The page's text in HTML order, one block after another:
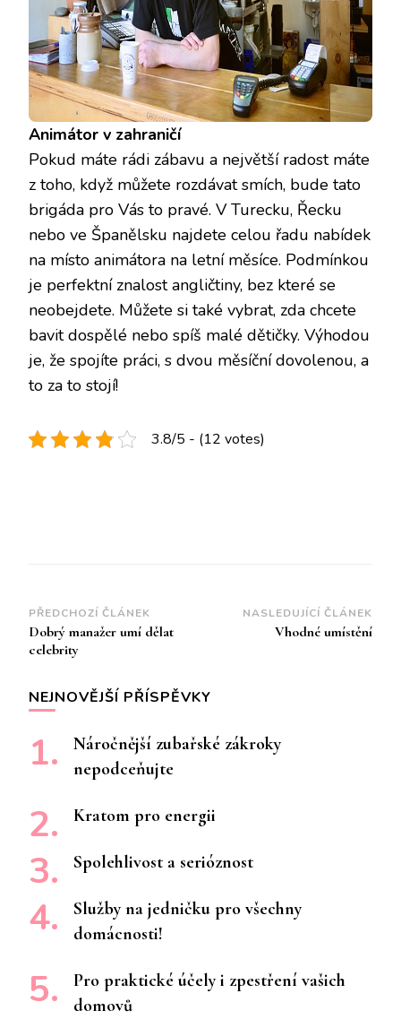
Animátor v zahraničí
Pokud máte rádi zábavu a největší radost máte
z toho, když můžete rozdávat smích, bude tato
brigáda pro Vás to pravé. V Turecku, Řecku
nebo ve Španělsku najdete celou řadu nabídek
na místo animátora na letní měsíce. Podmínkou
je perfektní znalost angličtiny, bez které se
neobejdete. Můžete si také vybrat, zda chcete
bavit dospělé nebo spíš malé dětičky. Výhodou
je, že spojíte práci, s dvou měsíční dovolenou, a
to za to stojí!
3.8/5 - (12 votes)
Navigace
příspěvku
PŘEDCHOZÍ ČLÁNEK
Dobrý manažer umí dělat
celebrity
NASLEDUJÍCÍ ČLÁNEK
Vhodné umístění
NEJNOVĚJŠÍ PŘÍSPĚVKY
Náročnější zubařské zákroky
nepodceňujte
Kratom pro energii
Spolehlivost a serióznost
Služby na jedničku pro všechny
domácnosti!
Pro praktické účely i zpestření vašich
domovů